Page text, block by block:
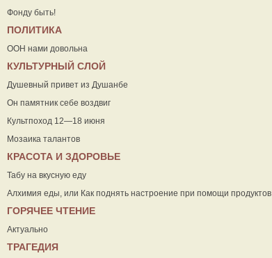
Фонду быть!
ПОЛИТИКА
ООН нами довольна
КУЛЬТУРНЫЙ СЛОЙ
Душевный привет из Душанбе
Он памятник себе воздвиг
Культпоход 12—18 июня
Мозаика талантов
КРАСОТА И ЗДОРОВЬЕ
Табу на вкусную еду
Алхимия еды, или Как поднять настроение при помощи продуктов
ГОРЯЧЕЕ ЧТЕНИЕ
Актуально
ТРАГЕДИЯ